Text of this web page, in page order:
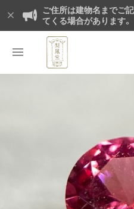
ご住所は建物名までご
てくる場合があります。